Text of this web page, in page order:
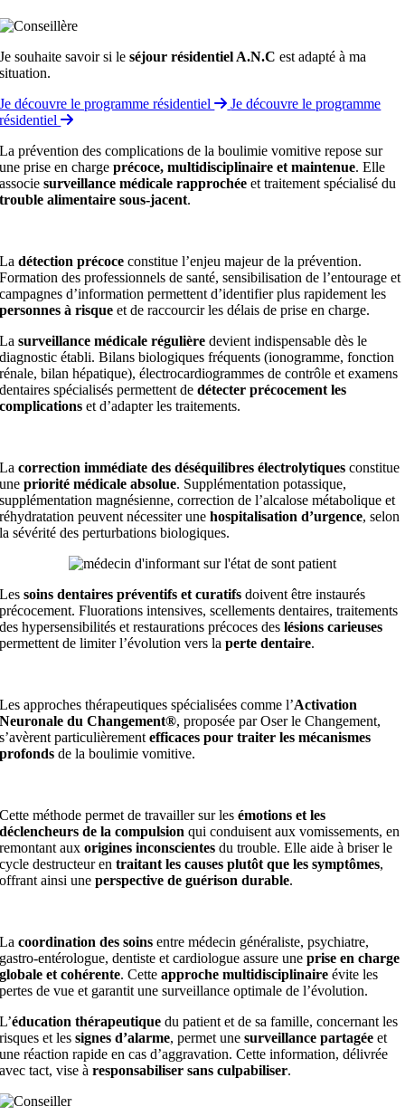
Je souhaite savoir si leséjour résidentiel A.N.C est adapté à ma
situation.
Je découvre le programme résidentiel
Je découvre le programme
résidentiel
La prévention des complications de la boulimie vomitive repose sur
une prise en chargeprécoce, multidisciplinaire et maintenue. Elle
associesurveillance médicale rapprochée et traitement spécialisé du
trouble alimentaire sous-jacent.
Ladétection précoce constitue l’enjeu majeur de la prévention.
Formation des professionnels de santé, sensibilisation de l’entourage et
campagnes d’information permettent d’identifier plus rapidement les
personnes à risque et de raccourcir les délais de prise en charge.
Lasurveillance médicale régulière devient indispensable dès le
diagnostic établi. Bilans biologiques fréquents (ionogramme, fonction
rénale, bilan hépatique), électrocardiogrammes de contrôle et examens
dentaires spécialisés permettent dedétecter précocement les
complications et d’adapter les traitements.
Lacorrection immédiate des déséquilibres électrolytiques constitue
unepriorité médicale absolue. Supplémentation potassique,
supplémentation magnésienne, correction de l’alcalose métabolique et
réhydratation peuvent nécessiter unehospitalisation d’urgence, selon
la sévérité des perturbations biologiques.
Lessoins dentaires préventifs et curatifs doivent être instaurés
précocement. Fluorations intensives, scellements dentaires, traitements
des hypersensibilités et restaurations précoces deslésions carieuses
permettent de limiter l’évolution vers laperte dentaire.
Les approches thérapeutiques spécialisées comme l’Activation
Neuronale du Changement®, proposée par Oser le Changement,
s’avèrent particulièrementefficaces pour traiter les mécanismes
profonds de la boulimie vomitive.
Cette méthode permet de travailler sur lesémotions et les
déclencheurs de la compulsion qui conduisent aux vomissements, en
remontant auxorigines inconscientes du trouble. Elle aide à briser le
cycle destructeur entraitant les causes plutôt que les symptômes,
offrant ainsi uneperspective de guérison durable.
Lacoordination des soins entre médecin généraliste, psychiatre,
gastro-entérologue, dentiste et cardiologue assure uneprise en charge
globale et cohérente. Cetteapproche multidisciplinaire évite les
pertes de vue et garantit une surveillance optimale de l’évolution.
L’éducation thérapeutique du patient et de sa famille, concernant les
risques et lessignes d’alarme, permet unesurveillance partagée et
une réaction rapide en cas d’aggravation. Cette information, délivrée
avec tact, vise àresponsabiliser sans culpabiliser.